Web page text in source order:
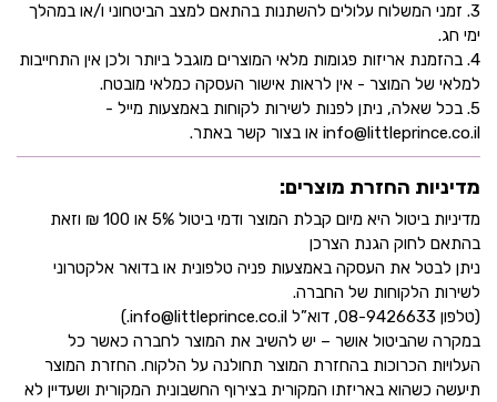
3. זמני המשלוח עלולים להשתנות בהתאם למצב הביטחוני ו/או במהלך
ימי חג.
4. בהזמנת אריזות פגומות מלאי המוצרים מוגבל ביותר ולכן אין התחייבות
למלאי של המוצר - אין לראות אישור העסקה כמלאי מובטח.
5. בכל שאלה, ניתן לפנות לשירות לקוחות באמצעות מייל -
info@littleprince.co.il או בצור קשר באתר.
מדיניות החזרת מוצרים:
מדיניות ביטול היא מיום קבלת המוצר ודמי ביטול 5% או 100 ₪ וזאת
בהתאם לחוק הגנת הצרכן
ניתן לבטל את העסקה באמצעות פניה טלפונית או בדואר אלקטרוני
לשירות הלקוחות של החברה.
(טלפון 08-9426633, דוא”ל info@littleprince.co.il.)
במקרה שהביטול אושר – יש להשיב את המוצר לחברה כאשר כל
העלויות הכרוכות בהחזרת המוצר תחולנה על הלקוח. החזרת המוצר
תיעשה כשהוא באריזתו המקורית בצירוף החשבונית המקורית ושעדיין לא